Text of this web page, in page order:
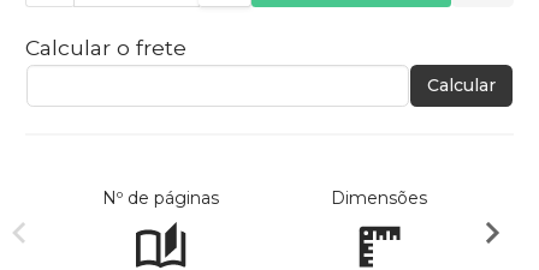
Calcular o frete
Calcular
Nº de páginas Dimensões